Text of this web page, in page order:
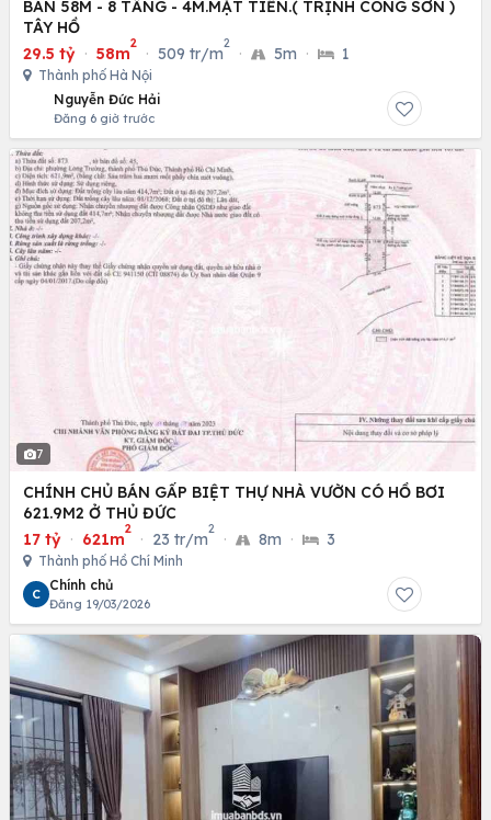
BÁN 58M - 8 TẦNG - 4M.MẶT TIỀN.( TRỊNH CÔNG SƠN )
TÂY HỒ
29.5 tỷ · 58m
2
· 509 tr/m
2
· 5m · 1
Thành phố Hà Nội
Nguyễn Đức Hải
Đăng 6 giờ trước
7
CHÍNH CHỦ BÁN GẤP BIỆT THỰ NHÀ VƯỜN CÓ HỒ BƠI
621.9M2 Ở THỦ ĐỨC
17 tỷ · 621m
2
· 23 tr/m
2
· 8m · 3
Thành phố Hồ Chí Minh
C
Chính chủ
Đăng 19/03/2026